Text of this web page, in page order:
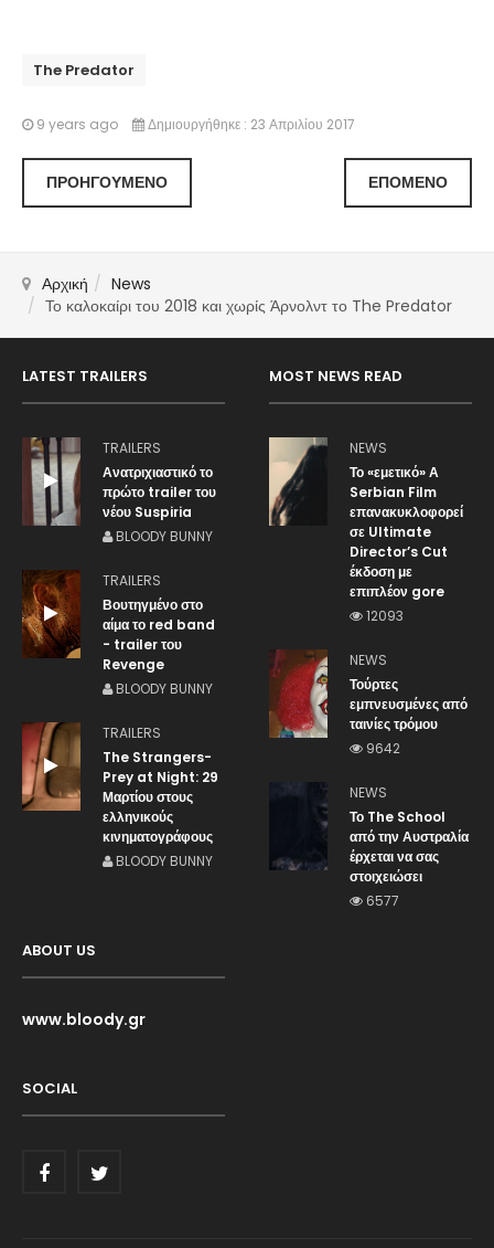
The Predator
9 years ago Δημιουργήθηκε : 23 Απριλίου 2017
ΠΡΟΗΓΟΎΜΕΝΟ ΕΠΌΜΕΝΟ
Αρχική
News
Το καλοκαίρι του 2018 και χωρίς Άρνολντ το The Predator
LATEST TRAILERS
TRAILERS
Ανατριχιαστικό το
πρώτο trailer του
νέου Suspiria
BLOODY BUNNY
TRAILERS
Βουτηγμένο στο
αίμα το red band
- trailer του
Revenge
BLOODY BUNNY
TRAILERS
The Strangers-
Prey at Night: 29
Μαρτίου στους
ελληνικούς
κινηματογράφους
BLOODY BUNNY
MOST NEWS READ
NEWS
Το «εμετικό» Α
Serbian Film
επανακυκλοφορεί
σε Ultimate
Director’s Cut
έκδοση με
επιπλέον gore
12093
NEWS
Τούρτες
εμπνευσμένες από
ταινίες τρόμου
9642
NEWS
Το The School
από την Αυστραλία
έρχεται να σας
στοιχειώσει
6577
ABOUT US
www.bloody.gr
SOCIAL